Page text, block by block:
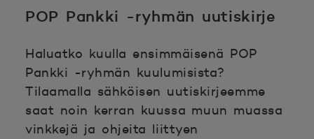
POP Pankki -ryhmän uutiskirje
Haluatko kuulla ensimmäisenä POP
Pankki -ryhmän kuulumisista?
Tilaamalla sähköisen uutiskirjeemme
saat noin kerran kuussa muun muassa
vinkkejä ja ohjeita liittyen